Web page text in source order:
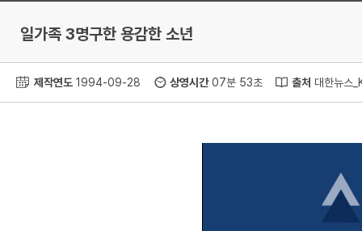
일가족 3명구한 용감한 소년
제작연도 1994-09-28 상영시간07분 53초 출처 대한뉴스